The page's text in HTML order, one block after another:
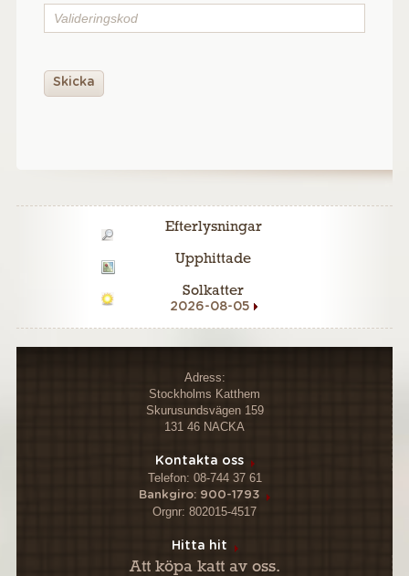
Skicka
Efterlysningar
Upphittade
Solkatter
2026-08-05
Adress:
Stockholms Katthem
Skurusundsvägen 159
131 46 NACKA
Kontakta oss
Telefon: 08-744 37 61
Bankgiro: 900-1793
Orgnr: 802015-4517
Hitta hit
Att köpa katt av oss.